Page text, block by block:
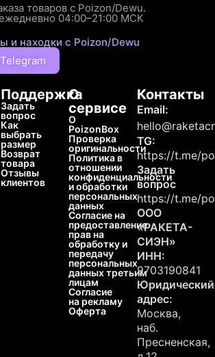
товаров с Poizon/Dewu.
04:00–21:00 МСК
и находки с Poizon/Dewu
Поддержка
Задать
вопрос
Как
выбрать
размер
Возврат
товара
Отзывы
клиентов
О
сервисе
О
PoizonBox
Проверка
оригинальности
Политика в
отношении
конфиденциальности
и обработки
персональных
данных
Согласие на
предоставление
прав на
обработку и
передачу
персональных
данных третьим
лицам
Согласие
на рекламу
Оферта
Контакты
Email:
TG:
https://t.me/
Задать
вопрос
https://t.me/
ООО
«РАКЕТА-
СИЭН»
ИНН:
9703190841
Юридический
адрес:
Москва,
наб.
Пресненская,